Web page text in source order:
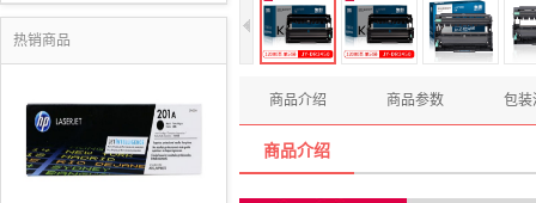
热销商品
商品介绍 商品参数 包装
商品介绍